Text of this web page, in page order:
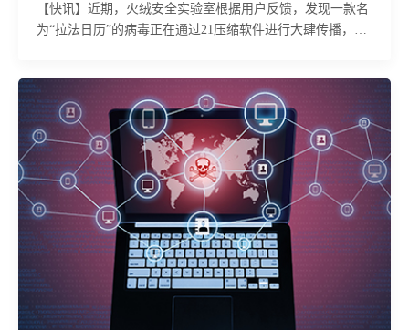
【快讯】近期，火绒安全实验室根据用户反馈，发现一款名
为“拉法日历”的病毒正在通过21压缩软件进行大肆传播，目